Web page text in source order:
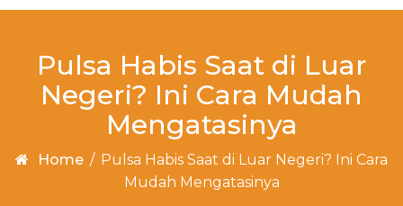
Pulsa Habis Saat di Luar
Negeri? Ini Cara Mudah
Mengatasinya
Home / Pulsa Habis Saat di Luar Negeri? Ini Cara
Mudah Mengatasinya